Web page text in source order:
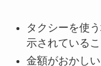
タクシーを使
示されている
金額がおかし